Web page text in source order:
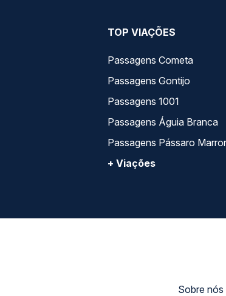
TOP VIAÇÕES
Passagens Cometa
Passagens Gontijo
Passagens 1001
Passagens Águia Branca
Passagens Pássaro
+ Viações
Sobre nós